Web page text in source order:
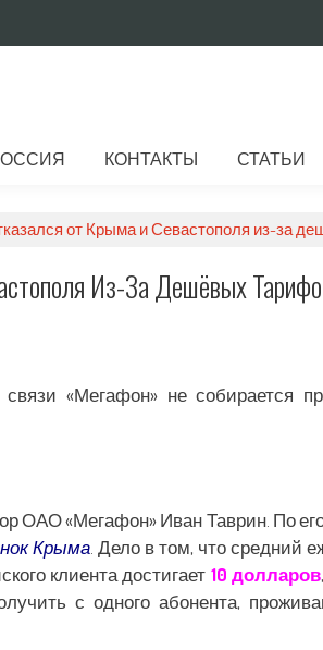
КОНТАКТЫ СТАТЬИ
от Крыма и Севастополя из-за
Из-За Дешёвых
«Мегафон» не собирается
ОАО «Мегафон» Иван Таврин. По
Крыма . Дело в том, что средний
клиента достигает 10 долларов
с одного абонента,